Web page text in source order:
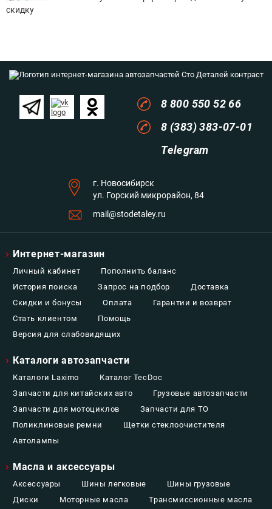
скидку
8 800 550 52 66
8 (383) 383-07-01
Telegram
г. Новосибирск
ул. Горский микрорайон, 84
mail@stodetaley.ru
Интернет-магазин
Личный кабинет
Пополнить баланс
История поиска
Запрос на подбор
Доставка
Скидки и бонусы
Оплата
Гарантии и возврат
Стать клиентом
Помощь
Версия для слабовидящих
Каталоги автозапчасти
Каталоги Laximo
Каталог TecDoc
Запчасти для китайских авто
Грузовые автозапчасти
Запчасти для мотоциклов
Запчасти для ТО
Поликлиновые ремни
Щетки стеклоочистителя
Автолампы
Масла и аксессуары
Аксессуары Шины легковые
Шины грузовые
Диски
Моторные масла Трансмиссионные масла